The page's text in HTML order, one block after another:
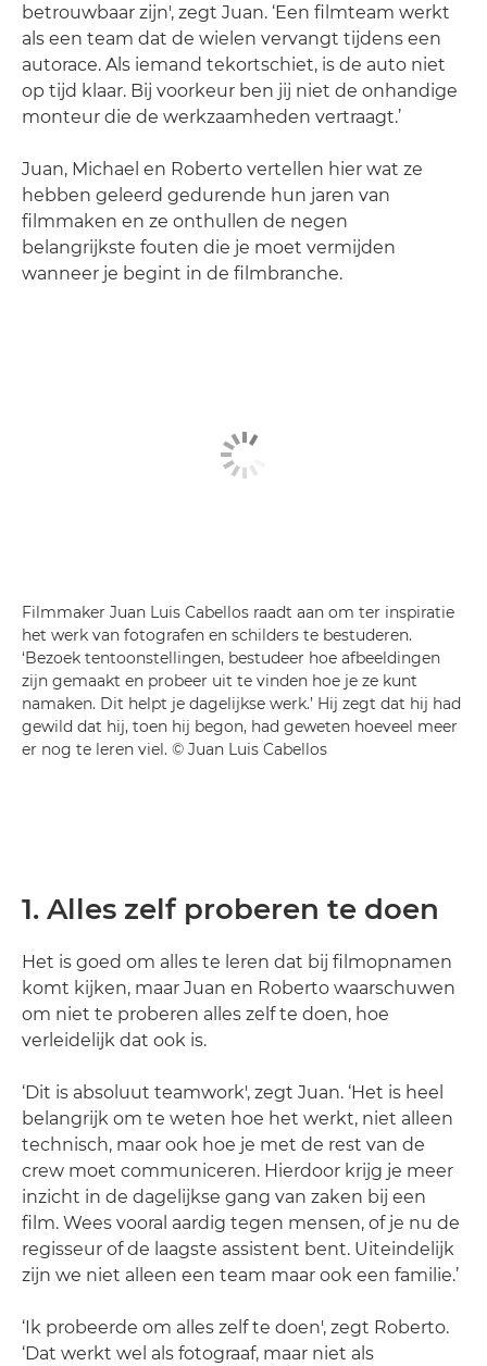
betrouwbaar zijn', zegt Juan. ‘Een filmteam werkt
als een team dat de wielen vervangt tijdens een
autorace. Als iemand tekortschiet, is de auto niet
op tijd klaar. Bij voorkeur ben jij niet de onhandige
monteur die de werkzaamheden vertraagt.’
Juan, Michael en Roberto vertellen hier wat ze
hebben geleerd gedurende hun jaren van
filmmaken en ze onthullen de negen
belangrijkste fouten die je moet vermijden
wanneer je begint in de filmbranche.
Filmmaker Juan Luis Cabellos raadt aan om ter inspiratie
het werk van fotografen en schilders te bestuderen.
‘Bezoek tentoonstellingen, bestudeer hoe afbeeldingen
zijn gemaakt en probeer uit te vinden hoe je ze kunt
namaken. Dit helpt je dagelijkse werk.’ Hij zegt dat hij had
gewild dat hij, toen hij begon, had geweten hoeveel meer
er nog te leren viel. © Juan Luis Cabellos
1. Alles zelf proberen te doen
Het is goed om alles te leren dat bij filmopnamen
komt kijken, maar Juan en Roberto waarschuwen
om niet te proberen alles zelf te doen, hoe
verleidelijk dat ook is.
‘Dit is absoluut teamwork', zegt Juan. ‘Het is heel
belangrijk om te weten hoe het werkt, niet alleen
technisch, maar ook hoe je met de rest van de
crew moet communiceren. Hierdoor krijg je meer
inzicht in de dagelijkse gang van zaken bij een
film. Wees vooral aardig tegen mensen, of je nu de
regisseur of de laagste assistent bent. Uiteindelijk
zijn we niet alleen een team maar ook een familie.’
‘Ik probeerde om alles zelf te doen', zegt Roberto.
‘Dat werkt wel als fotograaf, maar niet als